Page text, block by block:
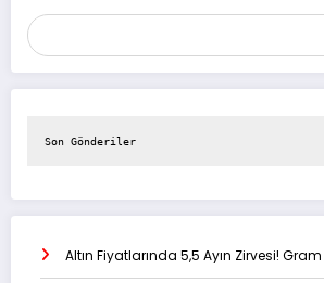
Son Gönderiler
Altın Fiyatlarında 5,5 Ayın Zirvesi! Gram